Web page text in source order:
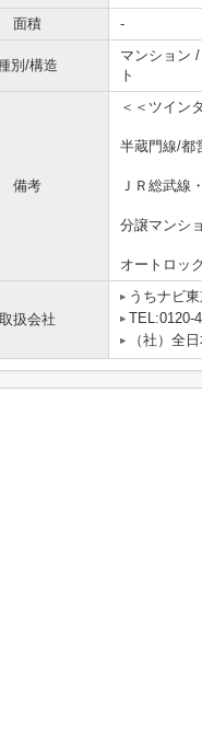
面積
-
別/構造
マンション
ト
備考
＜＜ツイン
半蔵門線/都
ＪＲ総武線
分譲マンショ
オートロッ
取扱会社
うちナビ
TEL:0120-
（社）全